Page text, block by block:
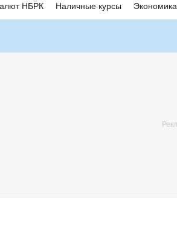
НБРК Наличные курсы Экономика